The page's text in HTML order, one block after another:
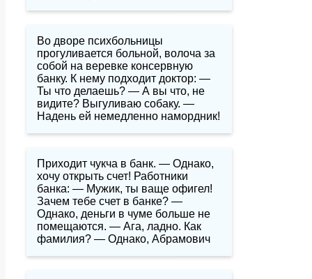
Во дворе психбольницы
прогуливается больной, волоча за
собой на веревке консервную
банку. К нему подходит доктор: —
Ты что делаешь? — А вы что, не
видите? Выгуливаю собаку. —
Надень ей немедленно намордник!
Приходит чукча в банк. — Однако,
хочу открыть счет! Работники
банка: — Мужик, ты ваще офигел!
Зачем тебе счет в банке? —
Однако, деньги в чуме больше не
помещаются. — Ага, ладно. Как
фамилия? — Однако, Абрамович